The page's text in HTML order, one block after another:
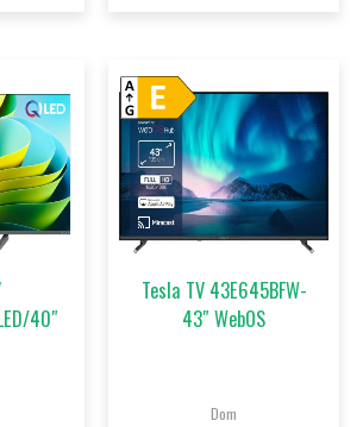
40″
Tesla TV 43E645BFW-
43″ WebOS
Dom